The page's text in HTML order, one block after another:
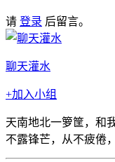
请 登录 后留言。
聊天灌水
+加入小组
天南地北一箩筐，和
不露锋芒，从不疲倦